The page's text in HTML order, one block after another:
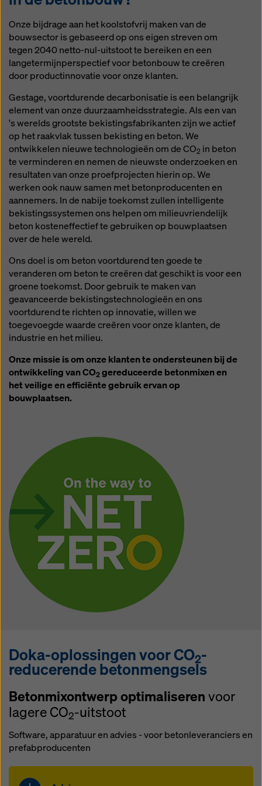
emissies met zich meebrengt. Ten
tweede komt er bij de chemische
reactie tijdens het verbrandingsproces
ook CO2vrij.
Als het klinkergehalte wordt verlaagd,
doet beton er langer over om uit te
harden, vooral bij lage temperaturen.
Als gevolg daarvan moet het
bekistingsmateriaal langer op de
bouwplaats blijven, waardoor de
hulpbronnen voor het bouwbedrijf
toenemen.
Onze bijdrage aan het koolstofvrij maken van de
bouwsector is gebaseerd op ons eigen streven om
tegen 2040 netto-nul-uitstoot te bereiken en een
langetermijnperspectief voor betonbouw te creëren
door productinnovatie voor onze klanten.
Gestage, voortdurende decarbonisatie is een belangrijk
element van onze duurzaamheidsstrategie. Als een van
's werelds grootste bekistingsfabrikanten zijn we actief
op het raakvlak tussen bekisting en beton. We
ontwikkelen nieuwe technologieën om de CO2 in beton
te verminderen en nemen de nieuwste onderzoeken en
resultaten van onze proefprojecten hierin op. We
werken ook nauw samen met betonproducenten en
aannemers. In de nabije toekomst zullen intelligente
bekistingssystemen ons helpen om milieuvriendelijk
beton kosteneffectief te gebruiken op bouwplaatsen
over de hele wereld.
Ons doel is om beton voortdurend ten goede te
veranderen om beton te creëren dat geschikt is voor een
groene toekomst. Door gebruik te maken van
geavanceerde bekistingstechnologieën en ons
voortdurend te richten op innovatie, willen we
toegevoegde waarde creëren voor onze klanten, de
industrie en het milieu.
Onze missie is om onze klanten te ondersteunen bij de
ontwikkeling van CO2 gereduceerde betonmixen en
het veilige en efficiënte gebruik ervan op
bouwplaatsen.
Doka-oplossingen voor CO2-
reducerende betonmengsels
Betonmixontwerp optimaliserenvoor
lagere CO2-uitstoot
Software, apparatuur en advies - voor betonleveranciers en
prefabproducenten